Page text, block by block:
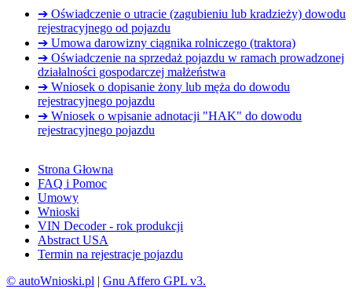
➔ Oświadczenie o utracie (zagubieniu lub kradzieży) dowodu
rejestracyjnego od pojazdu
➔ Umowa darowizny ciągnika rolniczego (traktora)
➔ Oświadczenie na sprzedaż pojazdu w ramach prowadzonej
działalności gospodarczej małżeństwa
➔ Wniosek o dopisanie żony lub męża do dowodu
rejestracyjnego pojazdu
➔ Wniosek o wpisanie adnotacji "HAK" do dowodu
rejestracyjnego pojazdu
Strona Głowna
FAQ i Pomoc
Umowy
Wnioski
VIN Decoder - rok produkcji
Abstract USA
Termin na rejestracje pojazdu
© autoWnioski.pl | Gnu Affero GPL v3.